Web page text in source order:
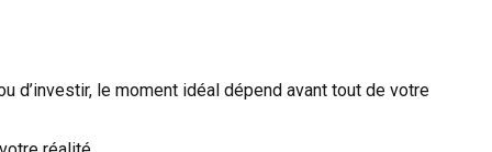
d’investir, le moment idéal dépend avant tout de votre